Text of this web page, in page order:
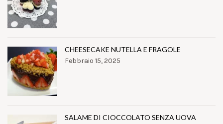
CHEESECAKE NUTELLA E FRAGOLE
Febbraio 15, 2025
SALAME DI CIOCCOLATO SENZA UOVA